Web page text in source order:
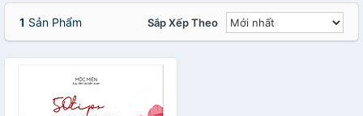
1 Sản Phẩm Sắp Xếp Theo